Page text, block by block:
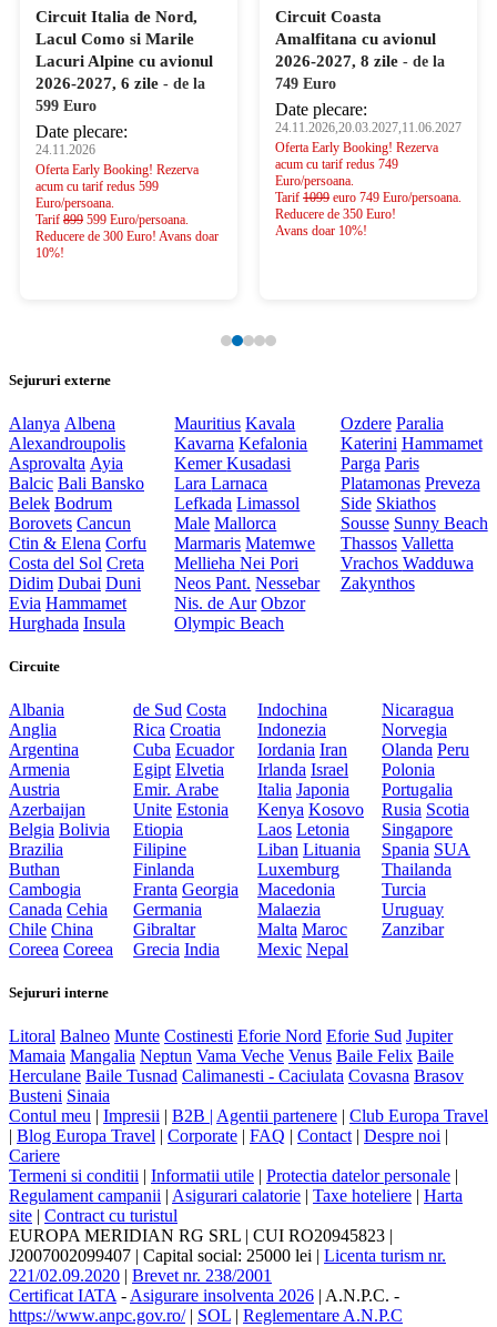
Circuit Italia de Nord,
Lacul Como si Marile
Lacuri Alpine cu avionul
2026-2027, 6 zile - de la
599 Euro
Date plecare:
24.11.2026
Oferta Early Booking! Rezerva
acum cu tarif redus 599
Euro/persoana.
Tarif 899 599 Euro/persoana.
Reducere de 300 Euro! Avans doar
10%!
Circuit Coasta
Amalfitana cu avionul
2026-2027, 8 zile - de la
749 Euro
Date plecare:
24.11.2026,20.03.2027,11.06.2027
Oferta Early Booking! Rezerva
acum cu tarif redus 749
Euro/persoana.
Tarif 1099 euro 749 Euro/persoana.
Reducere de 350 Euro!
Avans doar 10%!
Sejururi externe
Alanya Albena
Alexandroupolis
Asprovalta Ayia
Balcic Bali Bansko
Belek Bodrum
Borovets Cancun
Ctin & Elena Corfu
Costa del Sol Creta
Didim Dubai Duni
Evia Hammamet
Hurghada Insula
Mauritius Kavala
Kavarna Kefalonia
KemerKusadasi
LaraLarnaca
Lefkada Limassol
Male Mallorca
Marmaris Matemwe
MelliehaNei Pori
Neos Pant. Nessebar
Nis. de Aur Obzor
Olympic Beach
Ozdere Paralia
Katerini Hammamet
Parga Paris
Platamonas Preveza
Side Skiathos
Sousse Sunny Beach
Thassos Valletta
Vrachos Wadduwa
Zakynthos
Circuite
Albania
Anglia
Argentina
Armenia
Austria
Azerbaijan
Belgia Bolivia
Brazilia
Buthan
Cambogia
Canada Cehia
Chile China
Coreea Coreea
de Sud Costa
Rica Croatia
Cuba Ecuador
Egipt Elvetia
Emir. Arabe
Unite Estonia
Etiopia
Filipine
Finlanda
Franta Georgia
Germania
Gibraltar
Grecia India
Indochina
Indonezia
Iordania Iran
Irlanda Israel
Italia Japonia
Kenya Kosovo
Laos Letonia
Liban Lituania
Luxemburg
Macedonia
Malaezia
Malta Maroc
Mexic Nepal
Nicaragua
Norvegia
Olanda Peru
Polonia
Portugalia
Rusia Scotia
Singapore
Spania SUA
Thailanda
Turcia
Uruguay
Zanzibar
Sejururi interne
Litoral Balneo Munte Costinesti Eforie Nord Eforie Sud Jupiter
Mamaia Mangalia Neptun Vama Veche Venus Baile Felix Baile
Herculane Baile Tusnad Calimanesti - Caciulata Covasna Brasov
Busteni Sinaia
Contul meu
Impresii B2B | Agentii partenere
Club Europa Travel
Blog Europa Travel Corporate FAQ Contact| Despre noi
Cariere
Termeni si conditii
Informatii utile Protectia datelor personale
Regulament campanii Asigurari calatorie Taxe hoteliere
Harta
site
Contract cu turistul
EUROPA MERIDIAN RG SRL
CUI RO20945823
J2007002099407
Capital social: 25000 lei
Licenta turism nr.
221/02.09.2020
Brevet nr. 238/2001
Certificat IATA-Asigurare insolventa 2026 A.N.P.C. -
https://www.anpc.gov.ro/| SOL Reglementare A.N.P.C